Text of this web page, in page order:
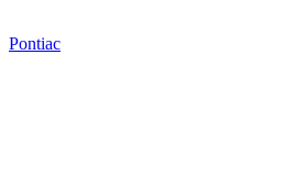
Pontiac